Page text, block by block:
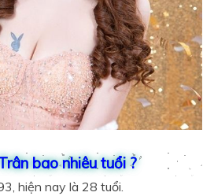
bao nhiêu tuổi ?
hiện nay là 28 tuổi.